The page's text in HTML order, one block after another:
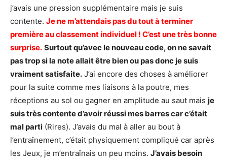
j’avais une pression supplémentaire mais je suis
contente. Je ne m’attendais pas du tout à terminer
première au classement individuel ! C’est une très bonne
surprise. Surtout qu’avec le nouveau code, on ne savait
pas trop si la note allait être bien ou pas donc je suis
vraiment satisfaite. J’ai encore des choses à améliorer
pour la suite comme mes liaisons à la poutre, mes
réceptions au sol ou gagner en amplitude au saut mais je
suis très contente d’avoir réussi mes barres car c’était
mal parti (Rires). J’avais du mal à aller au bout à
l’entraînement, c’était physiquement compliqué car après
les Jeux, je m’entraînais un peu moins. J’avais besoin